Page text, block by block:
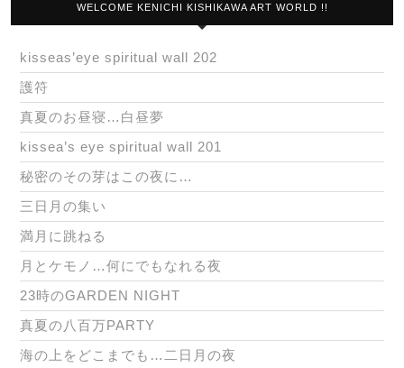
WELCOME KENICHI KISHIKAWA ART WORLD !!
kisseas’eye spiritual wall 202
護符
真夏のお昼寝…白昼夢
kissea’s eye spiritual wall 201
秘密のその芽はこの夜に…
三日月の集い
満月に跳ねる
月とケモノ…何にでもなれる夜
23時のGARDEN NIGHT
真夏の八百万PARTY
海の上をどこまでも…二日月の夜